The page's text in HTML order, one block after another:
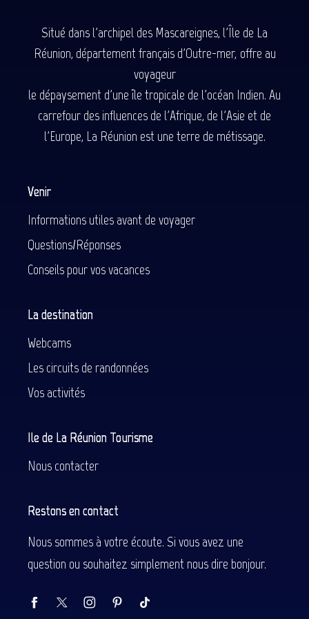
Situé dans l'archipel des Mascareignes, l'Île de La
Réunion, département français d'Outre-mer, offre au
voyageur
le dépaysement d'une île tropicale de l'océan Indien. Au
carrefour des influences de l'Afrique, de l'Asie et de
l'Europe, La Réunion est une terre de métissage.
Venir
Informations utiles avant de voyager
Questions/Réponses
Conseils pour vos vacances
La destination
Webcams
Les circuits de randonnées
Vos activités
Ile de La Réunion Tourisme
Nous contacter
Restons en contact
Nous sommes à votre écoute. Si vous avez une
question ou souhaitez simplement nous dire bonjour.